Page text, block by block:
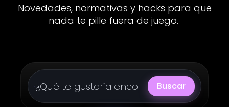
Novedades, normativas y hacks para que
nada te pille fuera de juego.
Buscar